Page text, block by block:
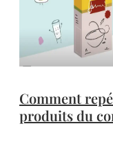
Comment
produits du